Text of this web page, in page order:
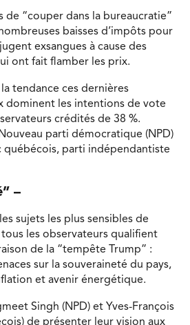
de “couper dans la bureaucratie”
baisses d’impôts pour
exsangues à cause des
ont fait flamber les prix.
tendance ces dernières
dominent les intentions de vote
crédités de 38 %.
parti démocratique (NPD)
québécois, parti indépendantiste
–
sujets les plus sensibles de
les observateurs qualifient
de la “tempête Trump” :
sur la souveraineté du pays,
et avenir énergétique.
Singh (NPD) et Yves-François
de présenter leur vision aux